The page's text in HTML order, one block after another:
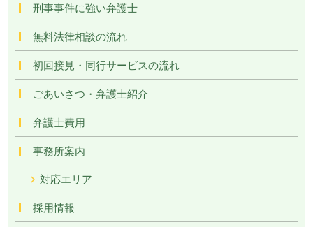
刑事事件に強い弁護士
無料法律相談の流れ
初回接見・同行サービスの流れ
ごあいさつ・弁護士紹介
弁護士費用
事務所案内
対応エリア
採用情報